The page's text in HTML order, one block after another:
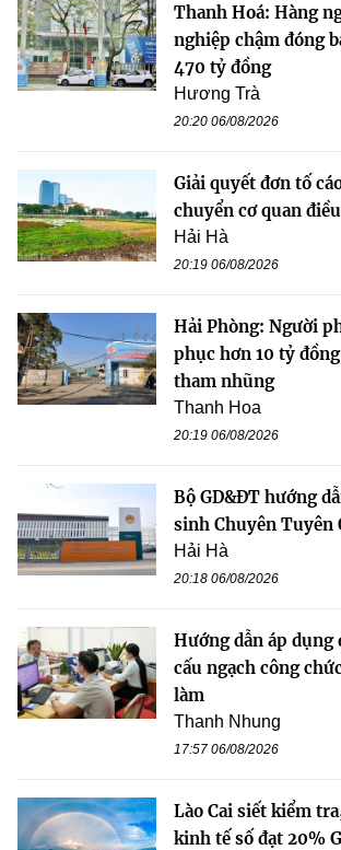
Thanh Hoá: Hàng
nghiệp chậm đóng
470 tỷ đồng
Hương Trà
20:20 06/08/2026
Giải quyết đơn tố
chuyển cơ quan
Hải Hà
20:19 06/08/2026
Hải Phòng: Người
phục hơn 10 tỷ
tham nhũng
Thanh Hoa
20:19 06/08/2026
Bộ GD&ĐT hướng
sinh Chuyên Tuyên
Hải Hà
20:18 06/08/2026
Hướng dẫn áp dụng
cấu ngạch công
làm
Thanh Nhung
17:57 06/08/2026
Lào Cai siết kiểm
kinh tế số đạt 20%